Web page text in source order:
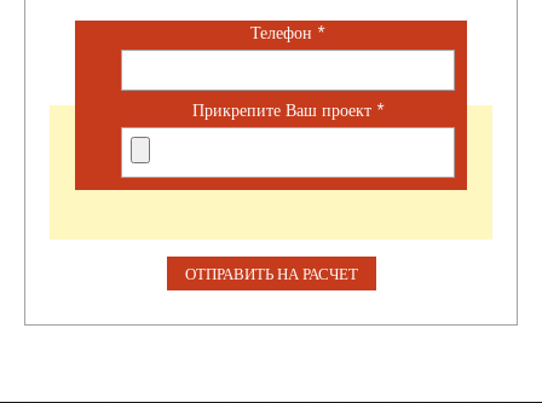
Телефон *
Прикрепите Ваш проект *